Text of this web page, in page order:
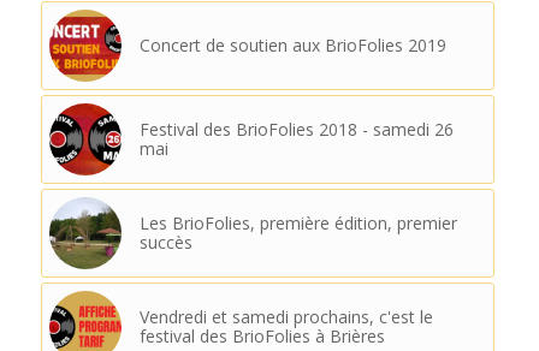
Concert de soutien aux BrioFolies 2019
Festival des BrioFolies 2018 - samedi 26
mai
Les BrioFolies, première édition, premier
succès
Vendredi et samedi prochains, c'est le
festival des BrioFolies à Brières